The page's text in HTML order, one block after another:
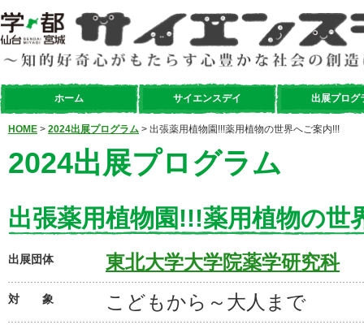
ホーム サイエンスデイ 出展プログ
HOME > 2024出展プログラム > 出張薬用植物園!!!薬用植物の世界へご案内!!!
2024出展プログラム
出張薬用植物園!!!薬用植物の世
出展団体 東北大学大学院薬学研究科
対 象 こどもから～大人まで